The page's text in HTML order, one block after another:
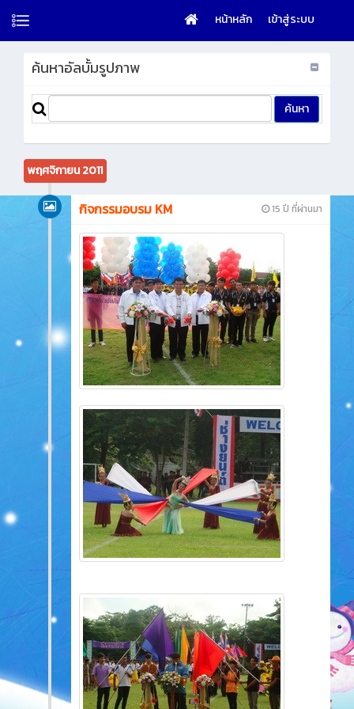
หน้าหลัก เข้าสู่ระบบ
ค้นหาอัลบั้มรูปภาพ
พฤศจิกายน 2011
15 ปี ที่ผ่านมา
กิจกรรมอบรม KM